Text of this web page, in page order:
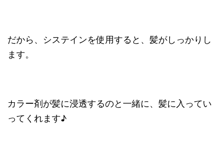
だから、システインを使用すると、髪がしっかりし
ます。
カラー剤が髪に浸透するのと一緒に、髪に入ってい
ってくれます♪